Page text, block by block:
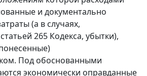
и документально
(а в случаях,
265 Кодекса, убытки),
Под обоснованными
экономически оправданные